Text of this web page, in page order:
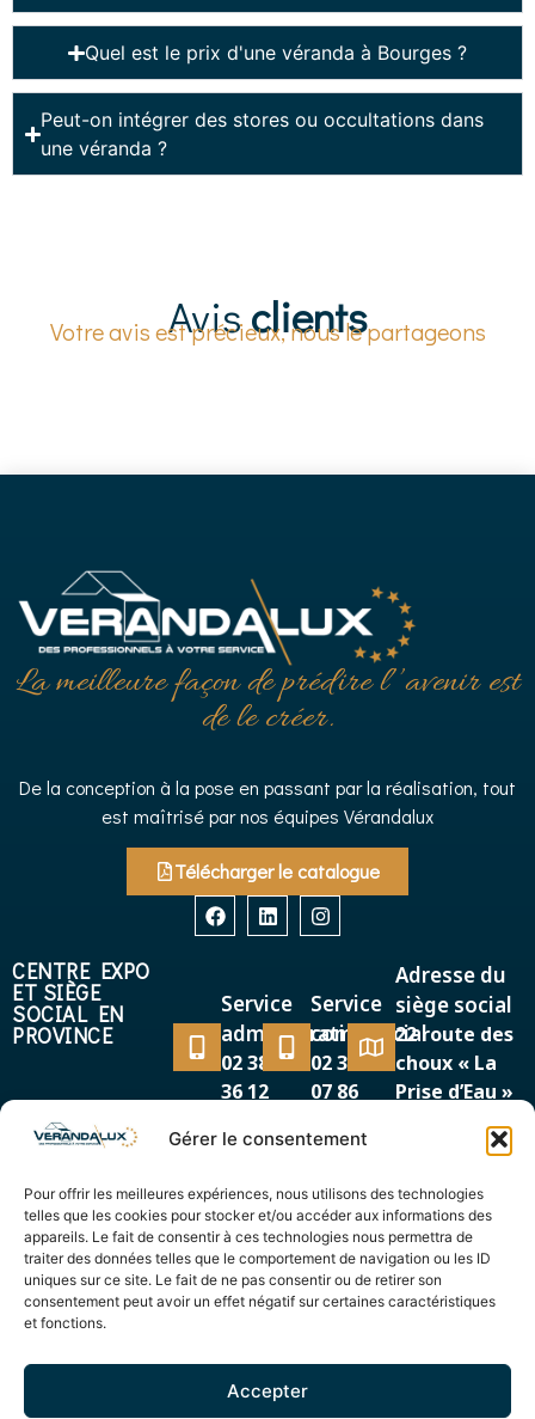
Gérer le consentement
Pour offrir les meilleures expériences, nous utilisons des technologies
telles que les cookies pour stocker et/ou accéder aux informations des
appareils. Le fait de consentir à ces technologies nous permettra de
traiter des données telles que le comportement de navigation ou les ID
uniques sur ce site. Le fait de ne pas consentir ou de retirer son
consentement peut avoir un effet négatif sur certaines caractéristiques
et fonctions.
Accepter
Quel est le prix d'une véranda à Bourges ?
Peut-on intégrer des stores ou occultations dans
une véranda ?
Avisclients
Votre avis est précieux, nous le partageons
La meilleure façon de prédire l’’avenir est
de le créer.
De la conception à la pose en passant par la réalisation, tout
est maîtrisé par nos équipes Vérandalux
Télécharger le catalogue
CENTRE EXPO
ET SIÈGE
SOCIAL EN
PROVINCE
Service
administratif
02 38 38
36 12
Service
commercial
02 38 38
07 86
Adresse du
siège social
22 route des
choux « La
Prise d’Eau »
45500 GIEN
EN RÉGION
PARISIENNE
Service
commercial
01 69 12
44 00
87/89, avenue de la
Cour de France
91260 JUVISY SUR
ORGE